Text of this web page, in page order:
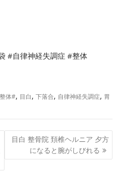
#自律神経失調症 #整体
体#, 目白,下落合, 自律神経失調症, 胃
目白 整骨院 頚椎ヘルニア 夕方
になると腕がしびれる